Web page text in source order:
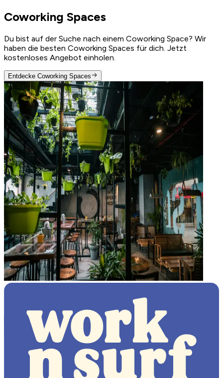
Coworking Spaces
Du bist auf der Suche nach einem Coworking Space? Wir
haben die besten Coworking Spaces für dich. Jetzt
kostenloses Angebot einholen.
Entdecke Coworking Spaces